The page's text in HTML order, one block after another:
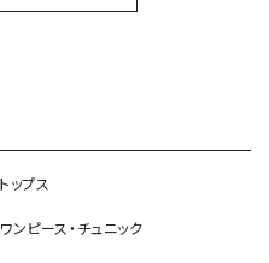
トップス
ワンピース・チュニック